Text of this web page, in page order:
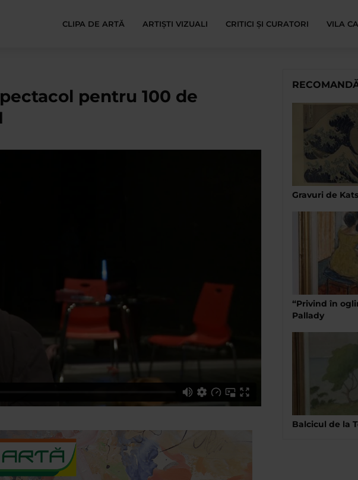
CLIPA DE ARTĂ ARTIȘTI VIZUALI CRITICI ȘI CURATORI VILA
pentru 100 de
Gravuri de
“Privind în
Pallady
Balcicul de la